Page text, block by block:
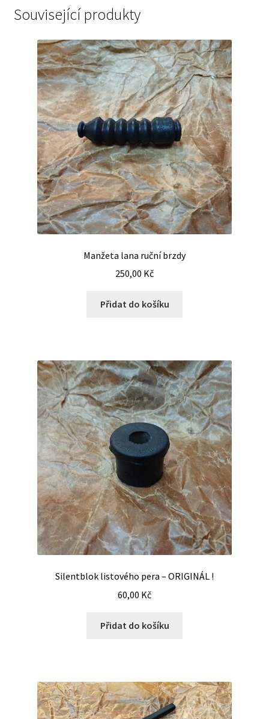
Související produkty
Manžeta lana ruční brzdy
250,00 Kč
Přidat do košíku
Silentblok listového pera – ORIGINÁL !
60,00 Kč
Přidat do košíku